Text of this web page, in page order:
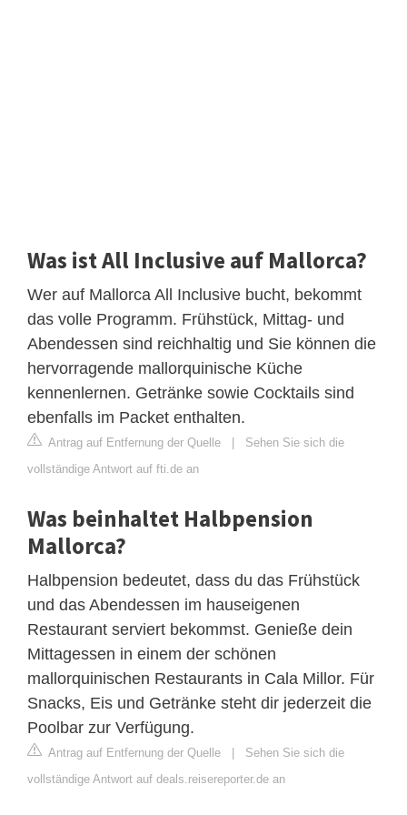
Was ist All Inclusive auf Mallorca?
Wer auf Mallorca All Inclusive bucht, bekommt
das volle Programm. Frühstück, Mittag- und
Abendessen sind reichhaltig und Sie können die
hervorragende mallorquinische Küche
kennenlernen. Getränke sowie Cocktails sind
ebenfalls im Packet enthalten.
Antrag auf Entfernung der Quelle | Sehen Sie sich die
vollständige Antwort auf fti.de an
Was beinhaltet Halbpension
Mallorca?
Halbpension bedeutet, dass du das Frühstück
und das Abendessen im hauseigenen
Restaurant serviert bekommst. Genieße dein
Mittagessen in einem der schönen
mallorquinischen Restaurants in Cala Millor. Für
Snacks, Eis und Getränke steht dir jederzeit die
Poolbar zur Verfügung.
Antrag auf Entfernung der Quelle | Sehen Sie sich die
vollständige Antwort auf deals.reisereporter.de an